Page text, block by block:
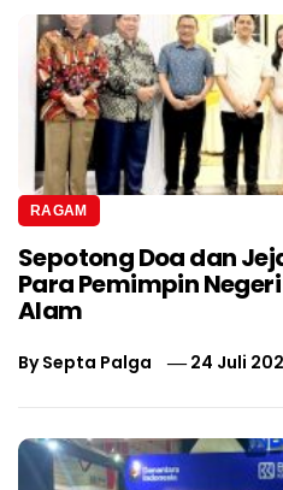
RAGAM
Sepotong Doa dan
Para Pemimpin
Alam
BySepta Palga 24 Juli